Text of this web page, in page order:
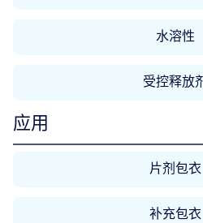
水溶性
受控释放
应用
片剂包衣
补充包衣